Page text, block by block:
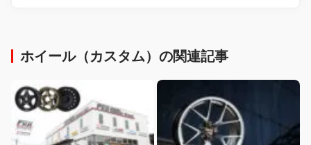
ホイール（カスタム）の関連記事